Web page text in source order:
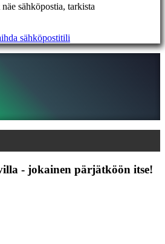
sähköpostia, tarkista
sähköpostitili
- jokainen pärjätköön itse!